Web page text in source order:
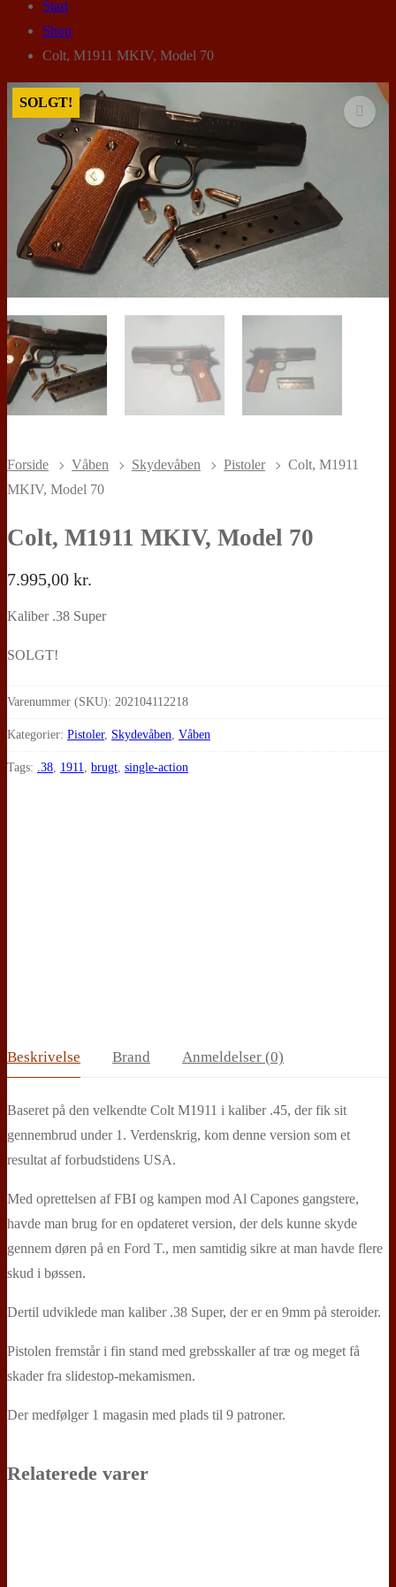
Start
Shop
Colt, M1911 MKIV, Model 70
SOLGT!
Forside Våben Skydevåben Pistoler
Colt, M1911
MKIV, Model 70
Colt, M1911 MKIV, Model 70
7.995,00 kr.
Kaliber .38 Super
SOLGT!
Varenummer (SKU): 202104112218
Kategorier: Pistoler, Skydevåben Våben
Tags: .38 1911 brugt single-action
Beskrivelse Brand Anmeldelser (0)
Baseret på den velkendte Colt M1911 i kaliber .45, der fik sit
gennembrud under 1. Verdenskrig, kom denne version som et
resultat af forbudstidens USA.
Med oprettelsen af FBI og kampen mod Al Capones gangstere,
havde man brug for en opdateret version, der dels kunne skyde
gennem døren på en Ford T., men samtidig sikre at man havde flere
skud i bøssen.
Dertil udviklede man kaliber .38 Super, der er en 9mm på steroider.
Pistolen fremstår i fin stand med grebsskaller af træ og meget få
skader fra slidestop-mekamismen.
Der medfølger 1 magasin med plads til 9 patroner.
Relaterede varer